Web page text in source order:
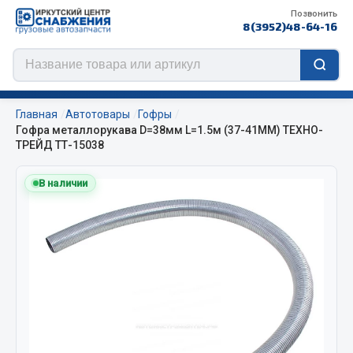
Позвонить
8(3952)48-64-16
Цепи противоскольжения
ЦЕПИ РОССИЯ
ЦЕПИ BOHU (Китай)
Изготовление цепей на колеса BOHU
Главная Автотовары
Гофры
Гофра металлорукава D=38мм L=1.5м (37-41ММ) ТЕХНО-
ТРЕЙД ТТ-15038
В наличии